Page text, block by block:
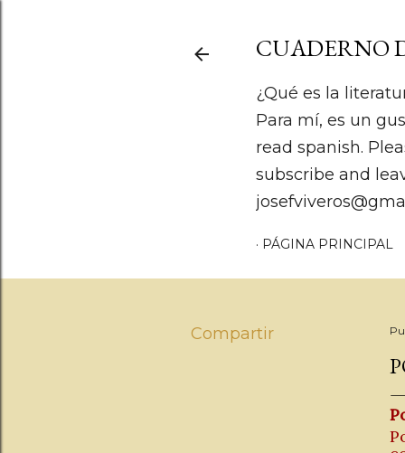
CUADERNO
¿Qué es la
Para mí, es un
read spanish.
subscribe and
PÁGINA PRINCIPAL
Compartir